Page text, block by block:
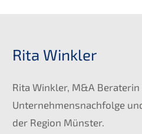
Rita Winkler
Rita Winkler, M&A
Unternehmensnachfolge
der Region Münster.